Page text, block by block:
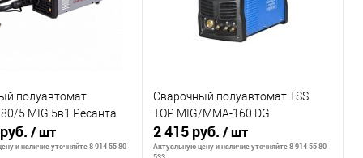
В наличии
В избранное
В наличии
полуавтомат
5 MIG 5в1 Ресанта
/ шт
и наличие уточняйте 8 914 55 80
Сварочный полуавтомат TSS
TOP MIG/MMA-160 DG
2 415 руб./ шт
Актуальную цену и наличие уточняйте 8 914 55 80